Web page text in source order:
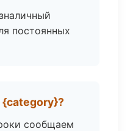
постоянных
{category}?
сообщаем